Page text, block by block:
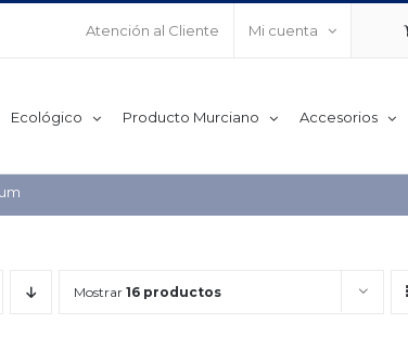
Atención al Cliente Mi cuenta
Ecológico Producto Murciano Accesorios
Mostrar16 productos